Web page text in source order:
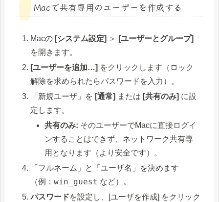
Macで共有専用のユーザーを作成する
Macの [システム設定] ＞
[ユーザーとグループ]
を開きます。
[ユーザーを追加…] をクリックします（ロック
解除を求められたらパスワードを入力）。
「新規ユーザ」を [通常] または [共有のみ] に設
定します。
共有のみ: そのユーザーでMacに直接ログイ
ンすることはできず、ネットワーク共有専
用となります（より安全です）。
「フルネーム」と「ユーザ名」を決めます
（例：win_guest など）。
パスワードを設定し、[ユーザを作成] をクリック